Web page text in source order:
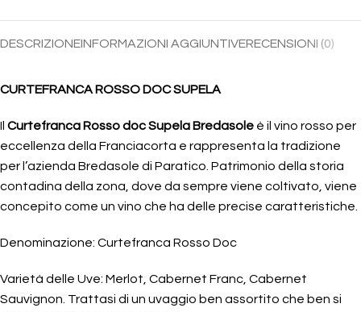
DESCRIZIONEINFORMAZIONI AGGIUNTIVERECENSIONI (0)
CURTEFRANCA ROSSO DOC SUPELA
Il Curtefranca Rosso doc Supela Bredasole è il vino rosso per
eccellenza della Franciacorta e rappresenta la tradizione
per l’azienda Bredasole di Paratico. Patrimonio della storia
contadina della zona, dove da sempre viene coltivato, viene
concepito come un vino che ha delle precise caratteristiche.
Denominazione: Curtefranca Rosso Doc
Varietà delle Uve: Merlot, Cabernet Franc, Cabernet
Sauvignon. Trattasi di un uvaggio ben assortito che ben si